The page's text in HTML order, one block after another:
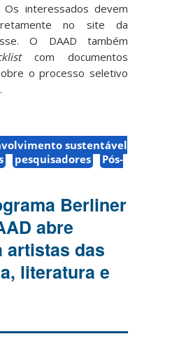
Os interessados devem
no site da
O DAAD também
com documentos
o processo seletivo
sustentável
pesquisadores
Pós-
Berliner
abre
artistas das
literatura e